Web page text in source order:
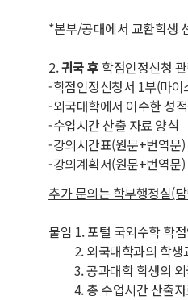
*본부/공대에서 교환학생
2.귀국 후 학점인정신청
-학점인정신청서 1부(마이
-외국대학에서 이수한 성
-수업시간 산출 자료 양식
-강의시간표(원문+번역문)
-강의계획서(원문+번역문)
추가 문의는 학부행정실(
붙임 1. 포털 국외수학 학
2. 외국대학과의 학생
3. 공과대학 학생의 외
4. 총 수업시간 산출자